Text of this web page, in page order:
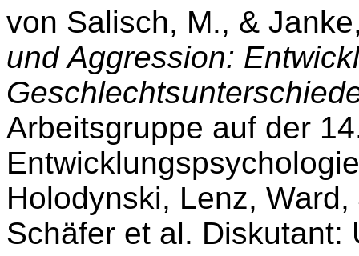
von Salisch, M., &
und Aggression:
Arbeitsgruppe auf der
Holodynski, Lenz,
Schäfer et al. Diskutant: